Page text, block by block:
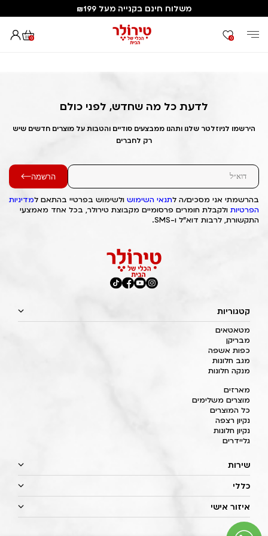
משלוח חינם בקנייה מעל ₪199
0 0
דף הבית Out of Stock Alert 2025/04/04 1743778260
לדעת כל מה שחדש, לפני כולם
הירשמו לניוזלטר שלנו ותהנו ממבצעים סודיים והטבות על מוצרים חדשים שיש
רק לחברים
הרשמה
בהרשמתי אני מסכים/ה לתנאי השימוש ולשימוש בפרטיי בהתאם למדיניות
הפרטיות ולקבלת חומרים פרסומיים מקבוצת טירולר, בכל אחד מאמצעי
התקשורת, לרבות דוא"ל ו-SMS.
קטגוריות
מטאטאים
מבריקן
כפות אשפה
מגב חלונות
מנקה חלונות
מארזים
מוצרים משלימים
כל המוצרים
נקיון רצפה
נקיון חלונות
גליידרים
שירות
כללי
איזור אישי